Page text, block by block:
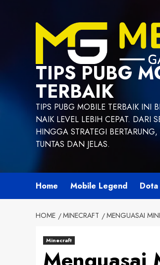
TIPS PUBG
TERBAIK
TIPS PUBG MOBILE TERBAIK INI
NAIK LEVEL LEBIH CEPAT. DARI
HINGGA STRATEGI
TUNTAS DAN JELAS.
Home Mobile Legend
HOME MINECRAFT MENGUASAI
Minecraft